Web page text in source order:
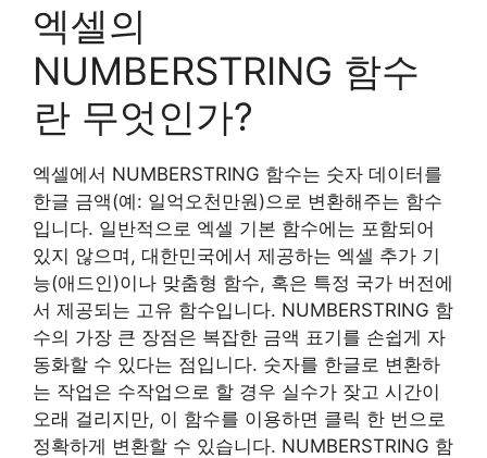
엑셀의
NUMBERSTRING 함수
란 무엇인가?
엑셀에서 NUMBERSTRING 함수는 숫자 데이터를
한글 금액(예: 일억오천만원)으로 변환해주는 함수
입니다. 일반적으로 엑셀 기본 함수에는 포함되어
있지 않으며, 대한민국에서 제공하는 엑셀 추가 기
능(애드인)이나 맞춤형 함수, 혹은 특정 국가 버전에
서 제공되는 고유 함수입니다. NUMBERSTRING 함
수의 가장 큰 장점은 복잡한 금액 표기를 손쉽게 자
동화할 수 있다는 점입니다. 숫자를 한글로 변환하
는 작업은 수작업으로 할 경우 실수가 잦고 시간이
오래 걸리지만, 이 함수를 이용하면 클릭 한 번으로
정확하게 변환할 수 있습니다. NUMBERSTRING 함